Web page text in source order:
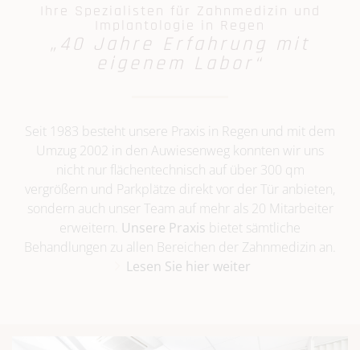
Ihre Spezialisten für Zahnmedizin und
Implantologie in Regen
„40 Jahre Erfahrung mit
eigenem Labor“
Seit 1983 besteht unsere Praxis in Regen und mit dem
Umzug 2002 in den Auwiesenweg konnten wir uns
nicht nur flächentechnisch auf über 300 qm
vergrößern und Parkplätze direkt vor der Tür anbieten,
sondern auch unser Team auf mehr als 20 Mitarbeiter
erweitern. Unsere Praxis bietet sämtliche
Behandlungen zu allen Bereichen der Zahnmedizin an.
Lesen Sie hier weiter